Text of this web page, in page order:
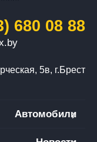
680 08 88
5в, г.Брест
Автомобили